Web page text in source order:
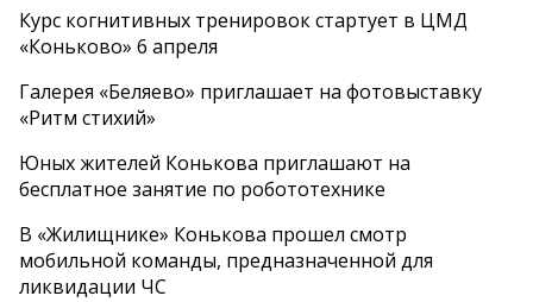
Курс когнитивных тренировок стартует в ЦМД
«Коньково» 6 апреля
Галерея «Беляево» приглашает на фотовыставку
«Ритм стихий»
Юных жителей Конькова приглашают на
бесплатное занятие по робототехнике
В «Жилищнике» Конькова прошел смотр
мобильной команды, предназначенной для
ликвидации ЧС